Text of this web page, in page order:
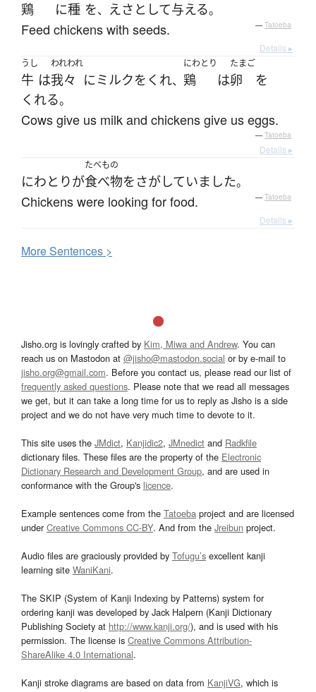
鶏 に種 を、 えさ として与える。
Feed chickens with seeds. — Tatoeba
Details ▸
うし
牛 は
われわれ
我々 にミルクを くれ、
にわとり
鶏 は
たまご
卵
を
くれる。
Cows give us milk and chickens give us eggs.
— Tatoeba
Details ▸
にわとりが
たべもの
食べ物をさがしていました。
Chickens were looking for food. — Tatoeba
Details ▸
MoreSentences >
Jisho.org is lovingly crafted by Kim, Miwa and Andrew. You can
reach us on Mastodon at @jisho@mastodon.social or by e-mail to
jisho.org@gmail.com. Before you contact us, please read our list of
frequently asked questions. Please note that we read all messages
we get, but it can take a long time for us to reply as Jisho is a side
project and we do not have very much time to devote to it.
This site uses the JMdict, Kanjidic2, JMnedict and Radkfile
dictionary files. These files are the property of the Electronic
Dictionary Research and Development Group, and are used in
conformance with the Group's licence.
Example sentences come from the Tatoeba project and are licensed
underCreative Commons CC-BY. And from the Jreibun project.
Audio files are graciously provided by Tofugu’s excellent kanji
learning site WaniKani.
The SKIP (System of Kanji Indexing by Patterns) system for
ordering kanji was developed by Jack Halpern (Kanji Dictionary
Publishing Society at http://www.kanji.org/), and is used with his
permission. The license is Creative Commons Attribution-
ShareAlike 4.0 International.
Kanji stroke diagrams are based on data from KanjiVG, which is